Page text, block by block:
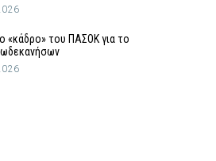
«κάδρο» του ΠΑΣΟΚ για το